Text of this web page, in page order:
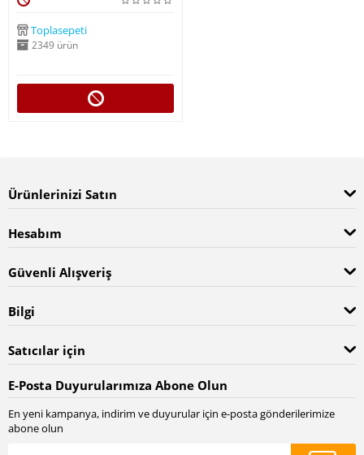
Toplasepeti
2349 ürün
Ürünlerinizi Satın
Hesabım
Güvenli Alışveriş
Bilgi
Satıcılar için
E-Posta Duyurularımıza Abone Olun
En yeni kampanya, indirim ve duyurular için e-posta gönderilerimize
abone olun